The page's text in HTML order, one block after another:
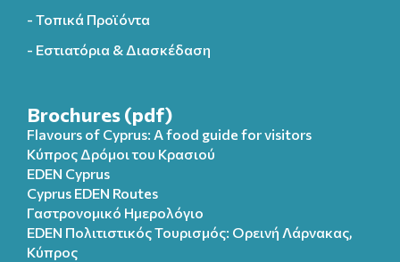
- Τοπικά Προϊόντα
- Εστιατόρια & Διασκέδαση
Brochures (pdf)
Flavours of Cyprus: A food guide for visitors
Κύπρος Δρόμοι του Κρασιού
EDEN Cyprus
Cyprus EDEN Routes
Γαστρονομικό Ημερολόγιο
EDEN Πολιτιστικός Τουρισμός: Ορεινή Λάρνακας,
Κύπρος